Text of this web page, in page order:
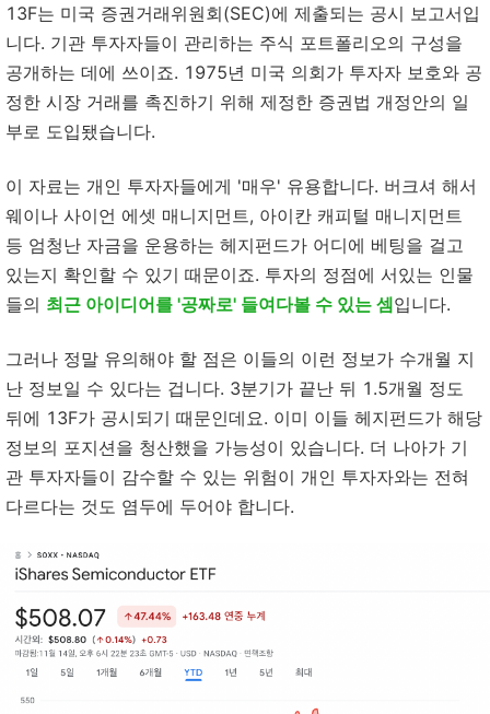
13F는 미국 증권거래위원회(SEC)에 제출되는 공시 보고서입
니다. 기관 투자자들이 관리하는 주식 포트폴리오의 구성을
공개하는 데에 쓰이죠. 1975년 미국 의회가 투자자 보호와 공
정한 시장 거래를 촉진하기 위해 제정한 증권법 개정안의 일
부로 도입됐습니다.
이 자료는 개인 투자자들에게 '매우' 유용합니다. 버크셔 해서
웨이나 사이언 에셋 매니지먼트, 아이칸 캐피털 매니지먼트
등 엄청난 자금을 운용하는 헤지펀드가 어디에 베팅을 걸고
있는지 확인할 수 있기 때문이죠. 투자의 정점에 서있는 인물
들의 최근 아이디어를 '공짜로' 들여다볼 수 있는 셈입니다.
그러나 정말 유의해야 할 점은 이들의 이런 정보가 수개월 지
난 정보일 수 있다는 겁니다. 3분기가 끝난 뒤 1.5개월 정도
뒤에 13F가 공시되기 때문인데요. 이미 이들 헤지펀드가 해당
정보의 포지션을 청산했을 가능성이 있습니다. 더 나아가 기
관 투자자들이 감수할 수 있는 위험이 개인 투자자와는 전혀
다르다는 것도 염두에 두어야 합니다.